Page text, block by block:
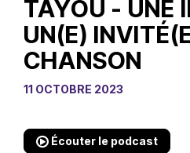
TAYOU - UNE
UN(E)
CHANSON
11 OCTOBRE 2023
Écouter le podcast